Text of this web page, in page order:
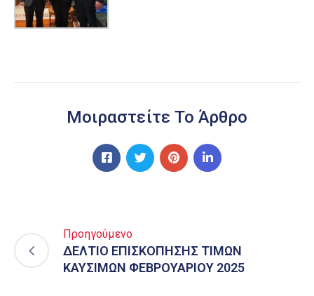
Μοιραστείτε Το Άρθρο
Προηγούμενο
ΔΕΛΤΙΟ ΕΠΙΣΚΟΠΗΣΗΣ ΤΙΜΩΝ
ΚΑΥΣΙΜΩΝ ΦΕΒΡΟΥΑΡΙΟΥ 2025